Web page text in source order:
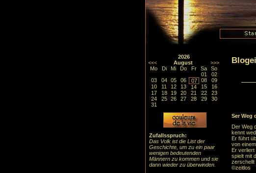
2026
<<<
August
>>>
Mo
Di Mi Do Fr Sa
So
01
02
03
04 05 06 07 08
09
10
11 12 13 14 15
16
17
18 19 20 21 22
23
24
25 26 27 28 29
30
31
Zufallsspruch:
Das Volk ist die List der
Geschichte, um zu ein paar
wenigen bedeutenden
Männern zu kommen und sie
dann wieder zu überwinden.
Ser Weg
Der Weg
kennt
Er führt
von
Er verliert
spielt mit
zerschellt
©zeitlos